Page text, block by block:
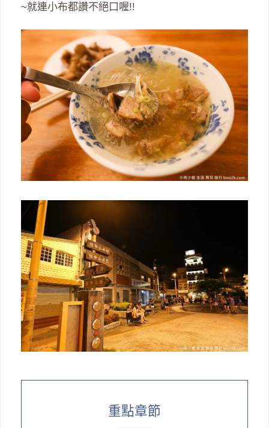
~就連小布都讚不絕口喔!!
重點章節